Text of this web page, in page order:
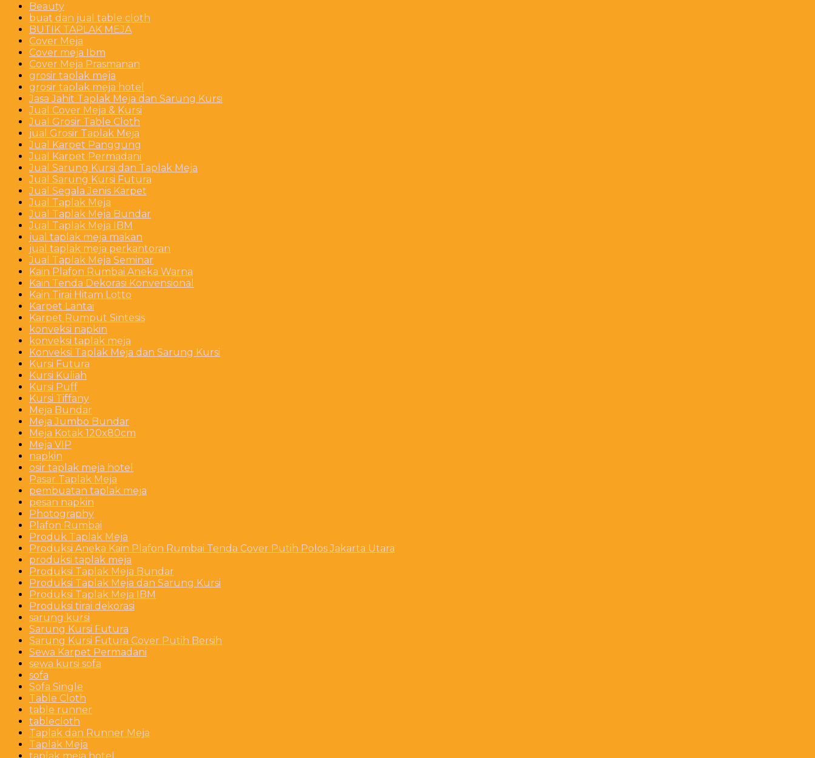
Beauty
buat dan jual table cloth
BUTIK TAPLAK MEJA
Cover Meja
Cover meja Ibm
Cover Meja Prasmanan
grosir taplak meja
grosir taplak meja hotel
Jasa Jahit Taplak Meja dan Sarung Kursi
Jual Cover Meja & Kursi
Jual Grosir Table Cloth
jual Grosir Taplak Meja
Jual Karpet Panggung
Jual Karpet Permadani
Jual Sarung Kursi dan Taplak Meja
Jual Sarung Kursi Futura
Jual Segala Jenis Karpet
Jual Taplak Meja
Jual Taplak Meja Bundar
Jual Taplak Meja IBM
jual taplak meja makan
jual taplak meja perkantoran
Jual Taplak Meja Seminar
Kain Plafon Rumbai Aneka Warna
Kain Tenda Dekorasi Konvensional
Kain Tirai Hitam Lotto
Karpet Lantai
Karpet Rumput Sintesis
konveksi napkin
konveksi taplak meja
Konveksi Taplak Meja dan Sarung Kursi
Kursi Futura
Kursi Kuliah
Kursi Puff
Kursi Tiffany
Meja Bundar
Meja Jumbo Bundar
Meja Kotak 120x80cm
Meja VIP
napkin
osir taplak meja hotel
Pasar Taplak Meja
pembuatan taplak meja
pesan napkin
Photography
Plafon Rumbai
Produk Taplak Meja
Produksi Aneka Kain Plafon Rumbai Tenda Cover Putih Polos Jakarta Utara
produksi taplak meja
Produksi Taplak Meja Bundar
Produksi Taplak Meja dan Sarung Kursi
Produksi Taplak Meja IBM
Produksi tirai dekorasi
sarung kursi
Sarung Kursi Futura
Sarung Kursi Futura Cover Putih Bersih
Sewa Karpet Permadani
sewa kursi sofa
sofa
Sofa Single
Table Cloth
table runner
tablecloth
Taplak dan Runner Meja
Taplak Meja